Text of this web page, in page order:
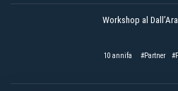
Workshop al
10 annifa #Partner